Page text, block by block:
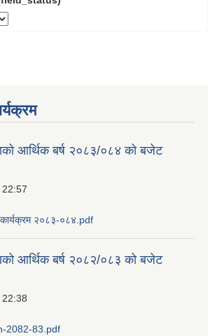
आर्थिक बर्ष २०८३/०८४ को बजेट
२०८३-०८४.pdf
आर्थिक बर्ष २०८२/०८३ को बजेट
2082-83.pdf